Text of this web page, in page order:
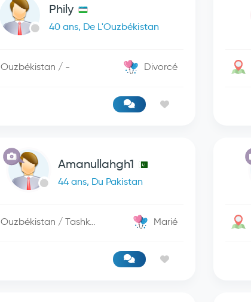
Phily
40 ans, De L'Ouzbékistan
Ouzbékistan / - Divorcé
Amanullahgh1
44 ans, Du Pakistan
Ouzbékistan / Tashkent Marié